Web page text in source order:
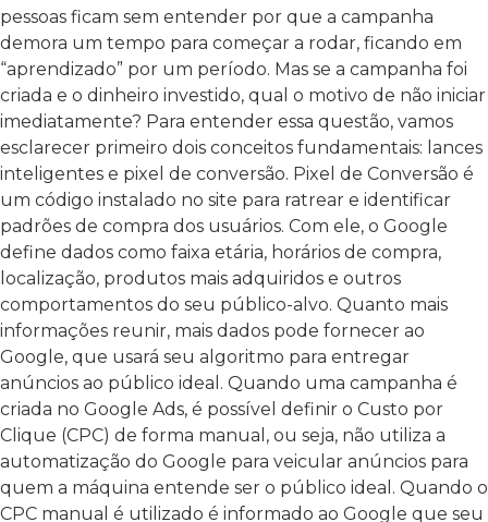
pessoas ficam sem entender por que a campanha
demora um tempo para começar a rodar, ficando em
“aprendizado” por um período. Mas se a campanha foi
criada e o dinheiro investido, qual o motivo de não iniciar
imediatamente? Para entender essa questão, vamos
esclarecer primeiro dois conceitos fundamentais: lances
inteligentes e pixel de conversão. Pixel de Conversão é
um código instalado no site para ratrear e identificar
padrões de compra dos usuários. Com ele, o Google
define dados como faixa etária, horários de compra,
localização, produtos mais adquiridos e outros
comportamentos do seu público-alvo. Quanto mais
informações reunir, mais dados pode fornecer ao
Google, que usará seu algoritmo para entregar
anúncios ao público ideal. Quando uma campanha é
criada no Google Ads, é possível definir o Custo por
Clique (CPC) de forma manual, ou seja, não utiliza a
automatização do Google para veicular anúncios para
quem a máquina entende ser o público ideal. Quando o
CPC manual é utilizado é informado ao Google que seu